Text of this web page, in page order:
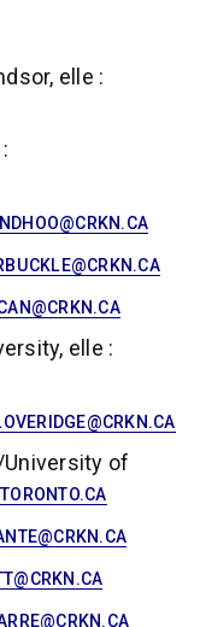
elle :
elle :
University of